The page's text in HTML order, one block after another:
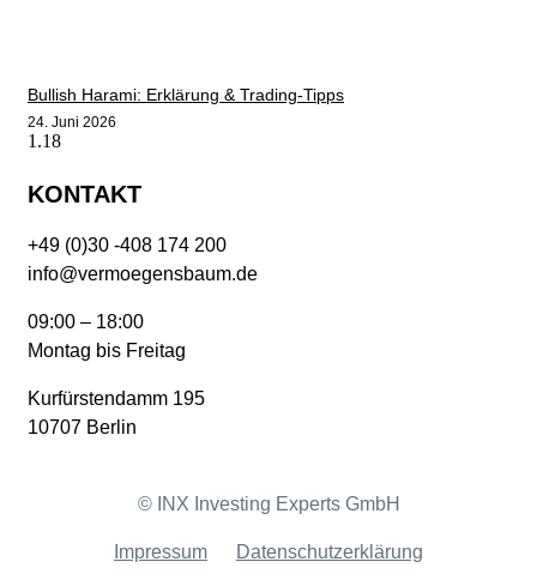
Bullish Harami: Erklärung & Trading-Tipps
24. Juni 2026
KONTAKT
+49 (0)30 -408 174 200
info@vermoegensbaum.de
09:00 – 18:00
Montag bis Freitag
Kurfürstendamm 195
10707 Berlin
© INX Investing Experts GmbH
Impressum Datenschutzerklärung